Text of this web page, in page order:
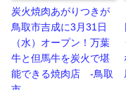
炭火焼肉あがりつきが
鳥取市吉成に3月31日
（水）オープン！万葉
牛と但馬牛を炭火で堪
能できる焼肉店 -鳥取